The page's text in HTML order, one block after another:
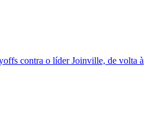
contra o líder Joinville, de volta à